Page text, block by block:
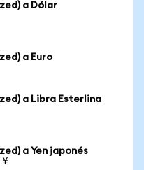
a Dólar
a Euro
a Libra Esterlina
a Yen japonés
¥